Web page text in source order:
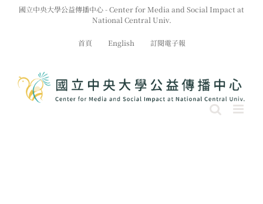
國立中央大學公益傳播中心 - Center for Media and Social Impact at
National Central Univ.
首頁 English 訂閱電子報